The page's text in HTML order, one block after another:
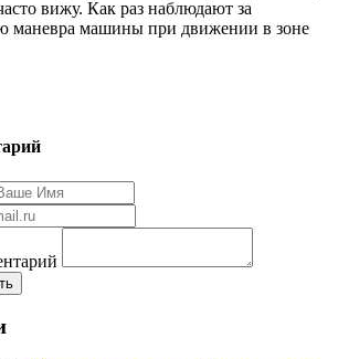
вижу. Как раз наблюдают за
маневра машины при движении в зоне